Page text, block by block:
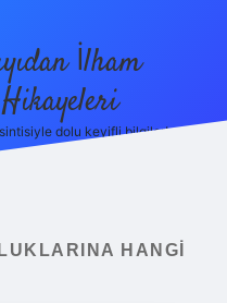
İlham
Hikayeleri
dolu keyifli bilgiler!
HANGI